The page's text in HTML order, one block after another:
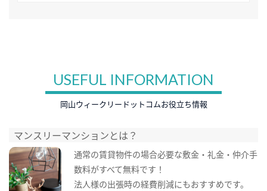
USEFUL INFORMATION
岡山ウィークリードットコムお役立ち情報
マンスリーマンションとは？
通常の賃貸物件の場合必要な敷金・礼金・仲介手
数料がすべて無料です！
法人様の出張時の経費削減にもおすすめです。